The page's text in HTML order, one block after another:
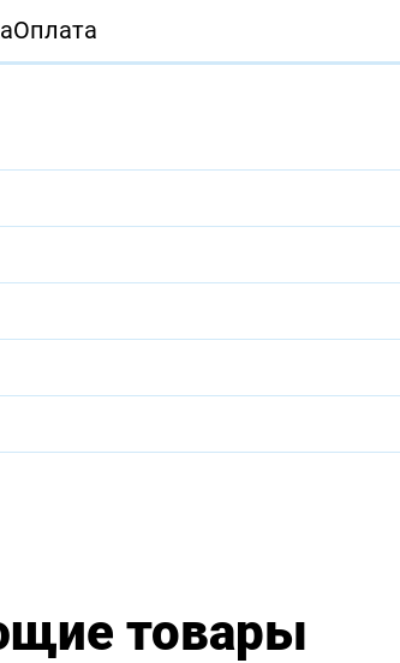
Оплата
товары